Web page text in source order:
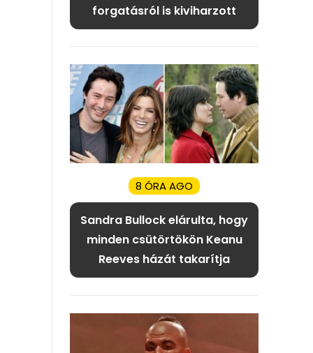
forgatásról is kiviharzott
8 ÓRA AGO
Sandra Bullock elárulta, hogy
minden csütörtökön Keanu
Reeves házát takarítja